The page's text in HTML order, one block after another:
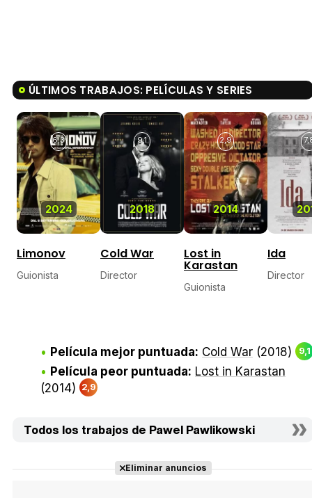
ÚLTIMOS TRABAJOS: PELÍCULAS Y SERIES
2024
6,3
Limonov
Guionista
2018
9,1
Cold War
Director
2014
2,9
Lost in
Karastan
Guionista
Ida
Director
Película mejor puntuada: Cold War (2018) 9,1
Película peor puntuada: Lost in Karastan
(2014)
2,9
Todos los trabajos de Pawel Pawlikowski
Eliminar anuncios